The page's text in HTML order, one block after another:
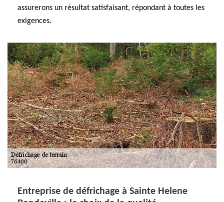
assurerons un résultat satisfaisant, répondant à toutes les
exigences.
Entreprise de défrichage à Sainte Helene